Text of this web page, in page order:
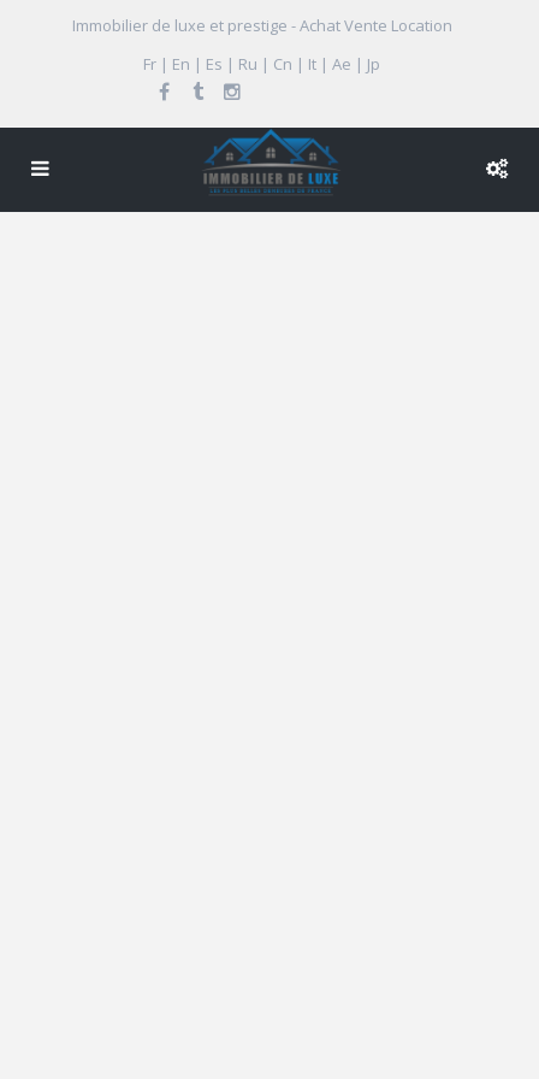
Immobilier de luxe et prestige - Achat Vente Location
Fr | En | Es | Ru | Cn | It | Ae | Jp